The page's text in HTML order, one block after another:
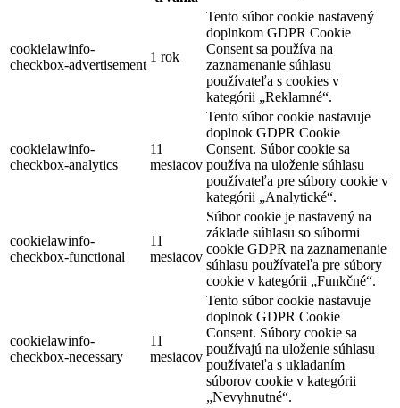
cookielawinfo-
checkbox-advertisement
1 rok
Tento súbor cookie nastavený
doplnkom GDPR Cookie
Consent sa používa na
zaznamenanie súhlasu
používateľa s cookies v
kategórii „Reklamné“.
cookielawinfo-
checkbox-analytics
11
mesiacov
Tento súbor cookie nastavuje
doplnok GDPR Cookie
Consent. Súbor cookie sa
používa na uloženie súhlasu
používateľa pre súbory cookie v
kategórii „Analytické“.
cookielawinfo-
checkbox-functional
11
mesiacov
Súbor cookie je nastavený na
základe súhlasu so súbormi
cookie GDPR na zaznamenanie
súhlasu používateľa pre súbory
cookie v kategórii „Funkčné“.
cookielawinfo-
checkbox-necessary
11
mesiacov
Tento súbor cookie nastavuje
doplnok GDPR Cookie
Consent. Súbory cookie sa
používajú na uloženie súhlasu
používateľa s ukladaním
súborov cookie v kategórii
„Nevyhnutné“.